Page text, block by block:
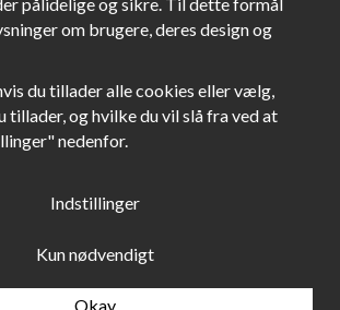
om brugere, deres design og
du tillader alle cookies eller vælg,
tillader, og hvilke du vil slå fra ved at
nedenfor.
Indstillinger
Kun nødvendigt
Okay